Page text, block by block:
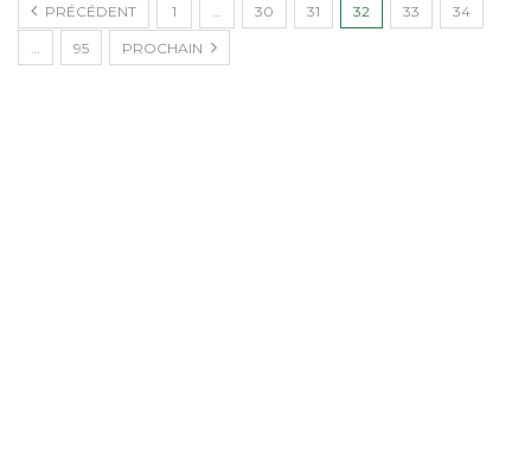
PRÉCÉDENT 1 30 31 32 33 34
95 PROCHAIN